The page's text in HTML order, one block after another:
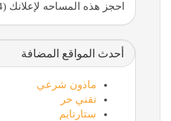
احجز هذه المساحه لإعلانك (ad4)
أحدث المواقع المضافة
ماذون شرعي
تقني حر
ستارتايم